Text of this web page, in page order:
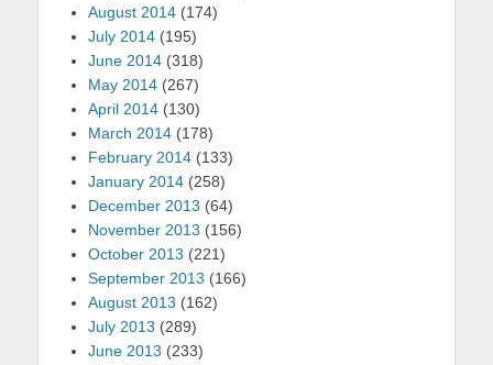
August 2014 (174)
July 2014 (195)
June 2014 (318)
May 2014 (267)
April 2014 (130)
March 2014 (178)
February 2014 (133)
January 2014 (258)
December 2013 (64)
November 2013 (156)
October 2013 (221)
September 2013 (166)
August 2013 (162)
July 2013 (289)
June 2013 (233)